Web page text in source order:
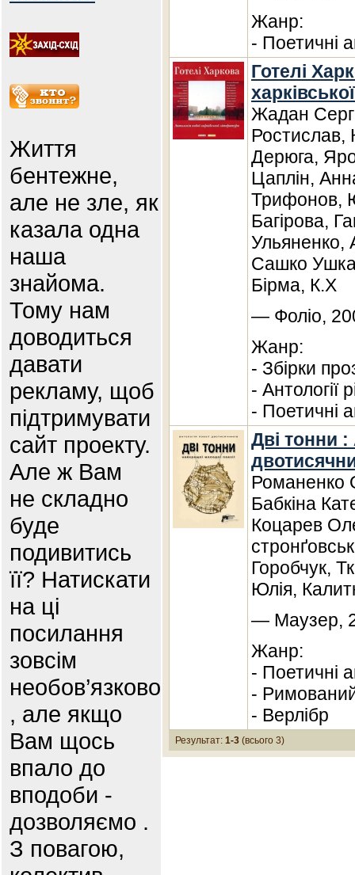
Життя
бентежне,
але не зле, як
казала одна
наша
знайома.
Тому нам
доводиться
давати
рекламу, щоб
підтримувати
сайт проекту.
Але ж Вам
не складно
буде
подивитись
її? Натискати
на ці
посилання
зовсім
необов’язково
, але якщо
Вам щось
впало до
вподоби -
дозволяємо .
З повагою,
Жанр:
- Поетичні
Готелі
Жадан
Ростислав,
Дерюга,
Цаплін,
Трифонов,
Багірова,
Ульяненко,
Сашко
Бірма, К.Х
— Фоліо,
Жанр:
- Збірки
- Антології
- Поетичні
Дві тонни :
Романенко
Бабкіна
Коцарев
Горобчук,
Юлія,
— Маузер,
Жанр:
- Поетичні
-
- Верлібр
Результат: 1-3 (всього 3)